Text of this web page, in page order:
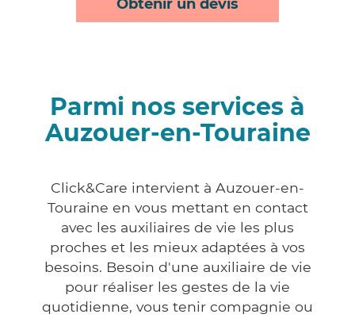
Obtenir un devis
Parmi nos services à
Auzouer-en-Touraine
Click&Care intervient à Auzouer-en-
Touraine en vous mettant en contact
avec les auxiliaires de vie les plus
proches et les mieux adaptées à vos
besoins. Besoin d'une auxiliaire de vie
pour réaliser les gestes de la vie
quotidienne, vous tenir compagnie ou